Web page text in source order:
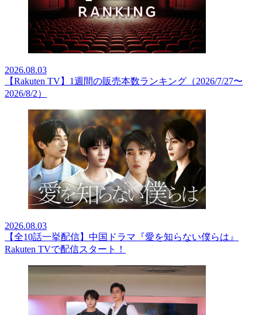
2026.08.03
【Rakuten TV】1週間の販売本数ランキング（2026/7/27〜
2026/8/2）
2026.08.03
【全10話一挙配信】中国ドラマ『愛を知らない僕らは』
Rakuten TVで配信スタート！